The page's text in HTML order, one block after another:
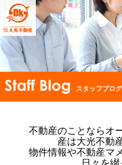
スタッフブログ
不動産のことならオ
産は大光不動
物件情報や不動産マ
日々を綴